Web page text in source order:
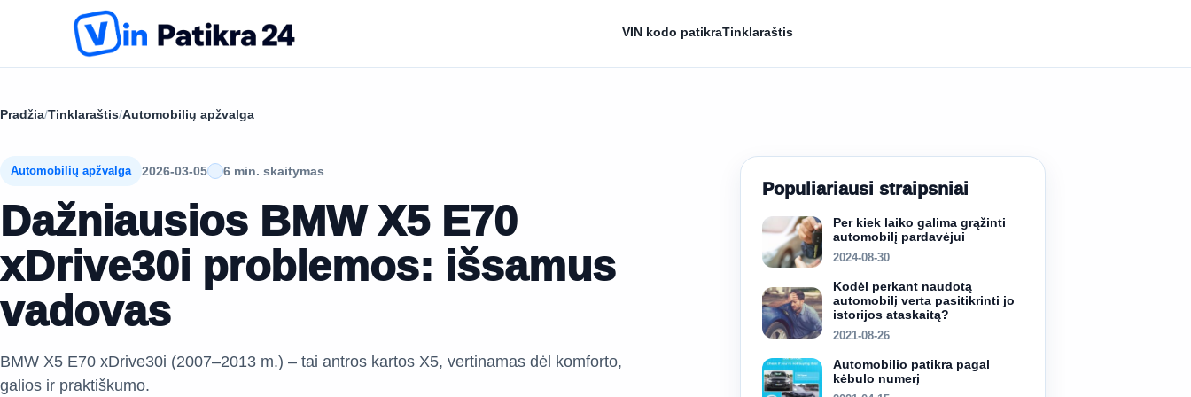
VIN kodo patikraTinklaraštis
Pradžia/Tinklaraštis/Automobilių apžvalga
Automobilių apžvalga 2026-03-05 6 min. skaitymas
Dažniausios BMW X5 E70
xDrive30i problemos: išsamus
vadovas
BMW X5 E70 xDrive30i (2007–2013 m.) – tai antros kartos X5, vertinamas dėl komforto,
galios ir praktiškumo.
Populiariausi straipsniai
Per kiek laiko galima grąžinti
automobilį pardavėjui
2024-08-30
Kodėl perkant naudotą
automobilį verta pasitikrinti jo
istorijos ataskaitą?
2021-08-26
Automobilio patikra pagal
kėbulo numerį